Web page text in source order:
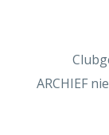
ARCHIEF